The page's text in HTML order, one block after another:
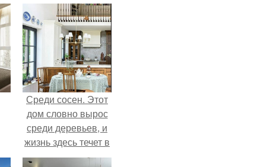
Среди сосен. Этот
дом словно вырос
среди деревьев, и
жизнь здесь течет в
собственном ритме